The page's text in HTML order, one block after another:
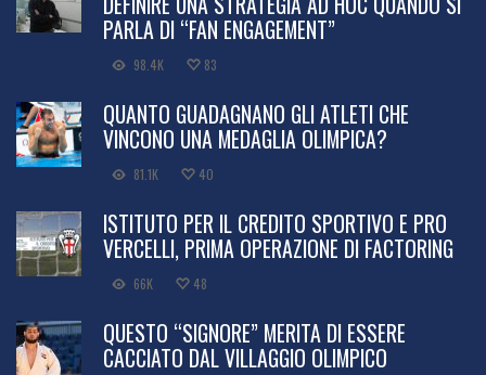
PARLA DI “FAN ENGAGEMENT”
98.4K 83
QUANTO GUADAGNANO GLI ATLETI CHE
VINCONO UNA MEDAGLIA OLIMPICA?
81.1K 40
ISTITUTO PER IL CREDITO SPORTIVO E PRO
VERCELLI, PRIMA OPERAZIONE DI FACTORING
66K 48
QUESTO “SIGNORE” MERITA DI ESSERE
CACCIATO DAL VILLAGGIO OLIMPICO